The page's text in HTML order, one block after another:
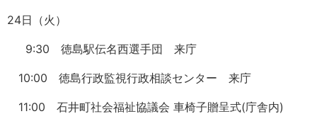
24日（火）
9:30 徳島駅伝名西選手団 来庁
10:00 徳島行政監視行政相談センター 来庁
11:00 石井町社会福祉協議会 車椅子贈呈式(庁舎内)